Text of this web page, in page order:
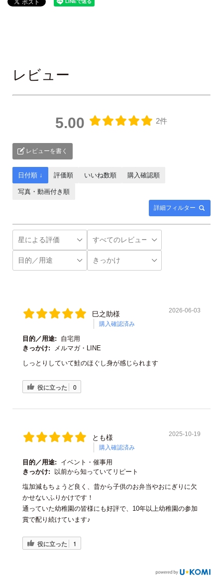
レビュー
5.00 2件
レビューを書く
詳細フィルター
日付順 ↓ 評価順 いいね数順 購入確認順
写真・動画付き順
巳之助様
購入確認済み
2026-06-03
目的／用途:
自宅用
きっかけ:
メルマガ・LINE
しっとりしていて鮭のほぐし身が感じられます
役に立った 0
とも様
購入確認済み
2025-10-19
目的／用途:
イベント・催事用
きっかけ:
以前から知っていてリピート
塩加減もちょうど良く、昔から子供のお弁当やおにぎりに欠
かせないふりかけです！
通っていた幼稚園の皆様にも好評で、10年以上幼稚園の参加
賞で配り続けています♪
役に立った 1